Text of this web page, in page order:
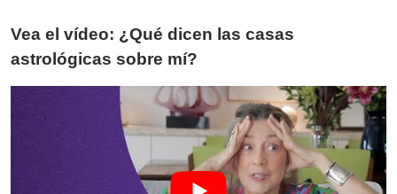
Vea el vídeo: ¿Qué dicen las casas
astrológicas sobre mí?